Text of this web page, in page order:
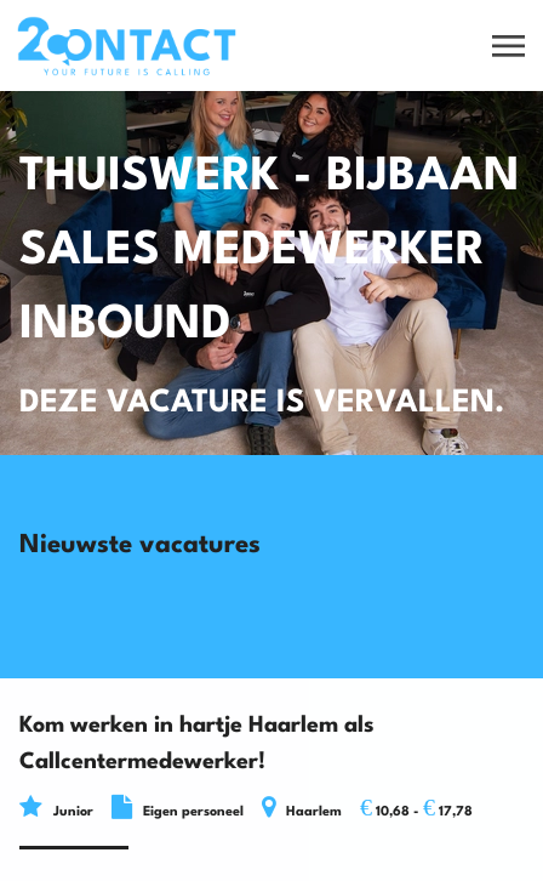
THUISWERK - BIJBAAN
SALES MEDEWERKER
INBOUND
DEZE VACATURE IS VERVALLEN.
Nieuwste vacatures
Kom werken in hartje Haarlem als
Callcentermedewerker!
Junior Eigen personeel Haarlem € 10,68 - € 17,78